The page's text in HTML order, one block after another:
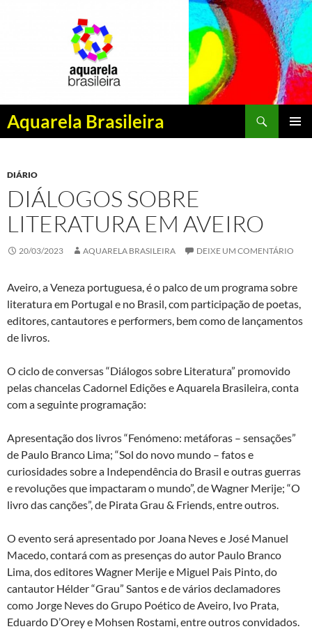
Aquarela Brasileira
Pesquisar
PULAR
CONTEÚDO
DIÁRIO
DIÁLOGOS SOBRE
LITERATURA EM AVEIRO
20/03/2023 AQUARELA BRASILEIRA DEIXE UM COMENTÁRIO
Aveiro, a Veneza portuguesa, é o palco de um programa sobre
literatura em Portugal e no Brasil, com participação de poetas,
editores, cantautores e performers, bem como de lançamentos
de livros.
O ciclo de conversas “Diálogos sobre Literatura” promovido
pelas chancelas Cadornel Edições e Aquarela Brasileira, conta
com a seguinte programação:
Apresentação dos livros “Fenómeno: metáforas – sensações”
de Paulo Branco Lima; “Sol do novo mundo – fatos e
curiosidades sobre a Independência do Brasil e outras guerras
e revoluções que impactaram o mundo”, de Wagner Merije; “O
livro das canções”, de Pirata Grau & Friends, entre outros.
O evento será apresentado por Joana Neves e José Manuel
Macedo, contará com as presenças do autor Paulo Branco
Lima, dos editores Wagner Merije e Miguel Pais Pinto, do
cantautor Hélder “Grau” Santos e de vários declamadores
como Jorge Neves do Grupo Poético de Aveiro, Ivo Prata,
Eduardo D’Orey e Mohsen Rostami, entre outros convidados.